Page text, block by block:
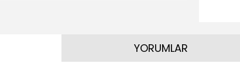
YORUMLAR